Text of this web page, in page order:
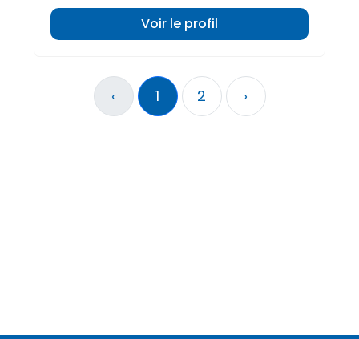
Voir le profil
‹ 1 2 ›